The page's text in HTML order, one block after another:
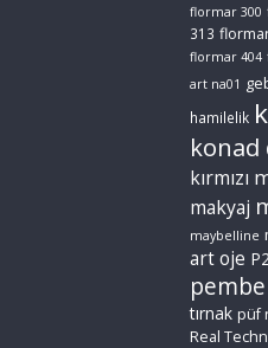
flormar 300
313
flormar 404
art na01
hamilelik
konad
kırmızı
makyaj
maybelline
artoje P2
pembe
tırnak püf
Real